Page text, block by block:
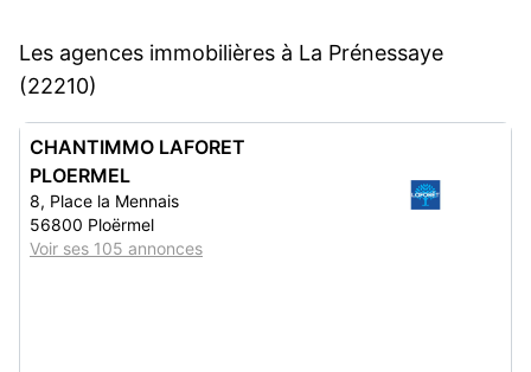
Les agences immobilières à La Prénessaye
(22210)
CHANTIMMO LAFORET
PLOERMEL
8, Place la Mennais
56800 Ploërmel
Voir ses 105 annonces